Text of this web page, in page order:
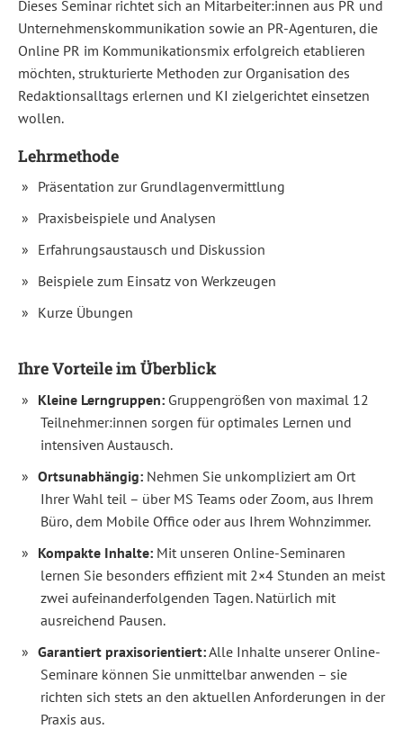
gezielten
Einsatz
wirkungsvoller
Werkzeuge
–
von
der
Media,
SEO
KI.
Albiez)
In
Seminar
Content
Ihre
Online
PR
zu
mit
Ihr
Unternehmen
maximale
Sichtbarkeit
in
Suchmaschinen
sozialen
Medien
Sie
erlernen
Techniken,
um
wirkungsvoll
mit
Dieses Seminar richtet sich an Mitarbeiter:innen aus PR und
Unternehmenskommunikation sowie an PR-Agenturen, die
Online PR im Kommunikationsmix erfolgreich etablieren
möchten, strukturierte Methoden zur Organisation des
Redaktionsalltags erlernen und KI zielgerichtet einsetzen
wollen.
Lehrmethode
Präsentation zur Grundlagenvermittlung
Praxisbeispiele und Analysen
Erfahrungsaustausch und Diskussion
Beispiele zum Einsatz von Werkzeugen
Kurze Übungen
Ihre Vorteile im Überblick
Kleine Lerngruppen: Gruppengrößen von maximal 12
Teilnehmer:innen sorgen für optimales Lernen und
intensiven Austausch.
Ortsunabhängig: Nehmen Sie unkompliziert am Ort
Ihrer Wahl teil – über MS Teams oder Zoom, aus Ihrem
Büro, dem Mobile Office oder aus Ihrem Wohnzimmer.
Kompakte Inhalte: Mit unseren Online-Seminaren
lernen Sie besonders effizient mit 2×4 Stunden an meist
zwei aufeinanderfolgenden Tagen. Natürlich mit
ausreichend Pausen.
Garantiert praxisorientiert:Alle Inhalte unserer Online-
Seminare können Sie unmittelbar anwenden – sie
richten sich stets an den aktuellen Anforderungen in der
Praxis aus.